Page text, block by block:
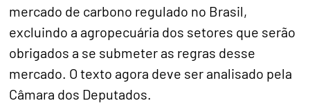
mercado de carbono regulado no Brasil,
excluindo a agropecuária dos setores que serão
obrigados a se submeter as regras desse
mercado. O texto agora deve ser analisado pela
Câmara dos Deputados.